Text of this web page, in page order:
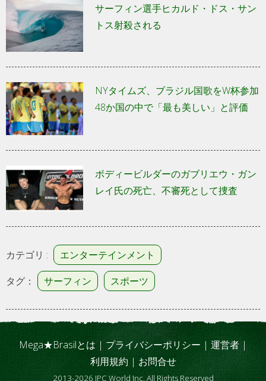
サーフィン選手ヒカルド・ドス・サン
トス射殺される
NYタイムズ、ブラジル国歌をW杯参加
48か国の中で「最も美しい」と評価
ボディービルダーのガブリエウ・ガン
レイ氏の死亡、不審死として捜査
カテゴリ :
エンターテインメント
タグ：
サーフィン スポーツ
Mega★Brasilとは | プライバシーポリシー | 運営者 |
利用規約 | お問合せ
2013-2026 IPC World Inc. All Rights Reserved